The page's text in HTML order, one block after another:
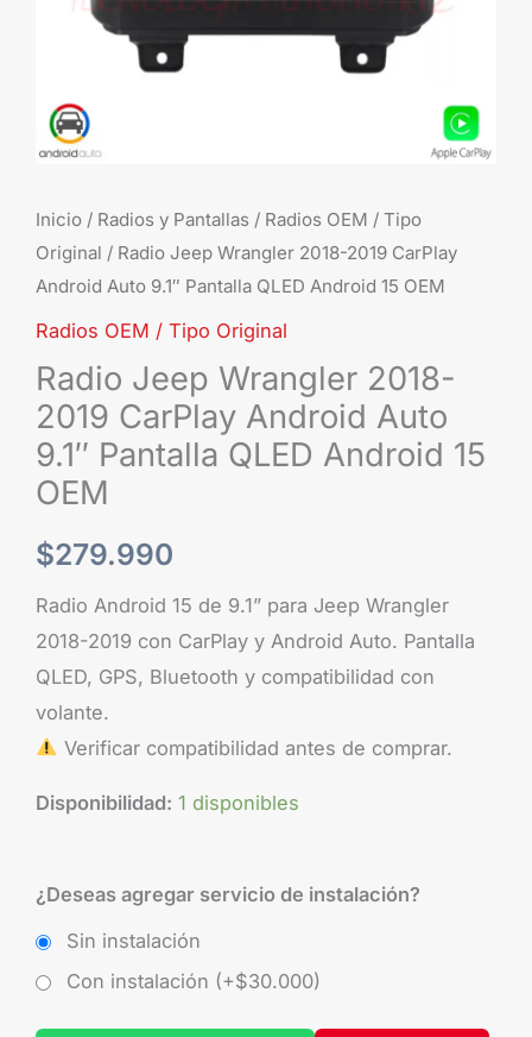
Inicio / Radios y Pantallas / Radios OEM / Tipo
Original / Radio Jeep Wrangler 2018-2019 CarPlay
Android Auto 9.1″ Pantalla QLED Android 15 OEM
Radios OEM / Tipo Original
Radio Jeep Wrangler 2018-
2019 CarPlay Android Auto
9.1″ Pantalla QLED Android 15
OEM
$279.990
Radio Android 15 de 9.1” para Jeep Wrangler
2018-2019 con CarPlay y Android Auto. Pantalla
QLED, GPS, Bluetooth y compatibilidad con
volante.
Verificar compatibilidad antes de comprar.
Disponibilidad: 1 disponibles
¿Deseas agregar servicio de instalación?
Sin instalación
Con instalación (+$30.000)